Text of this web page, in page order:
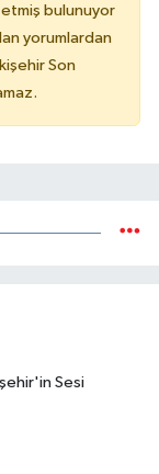
etmiş bulunuyor
yorumlardan
Son
Sesi